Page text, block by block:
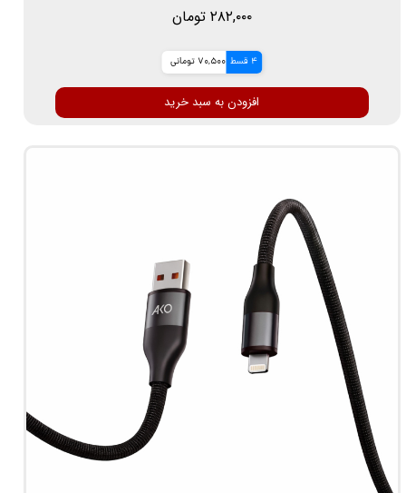
۲۸۲,۰۰۰ تومان
4 قسط 70,500 تومانی
افزودن به سبد خرید